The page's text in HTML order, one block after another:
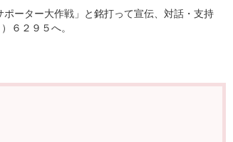
ーター大作戦」と銘打って宣伝、対話・支持
６２９５へ。